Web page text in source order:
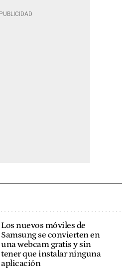
Los nuevos móviles de
Samsung se convierten en
una webcam gratis y sin
tener que instalar ninguna
aplicación